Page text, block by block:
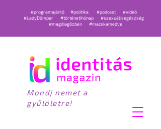
#programajánló #politika #podcast
#videó
#LadyDömper
#történetihónap
#szexuálisegészség
#magdiagőzben
#macskamedve
Mondj nemet a
gyűlöletre!